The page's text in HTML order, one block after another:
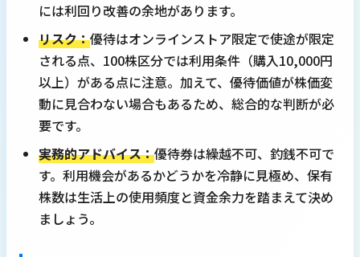
には利回り改善の余地があります。
リスク：優待はオンラインストア限定で使途が限定
される点、100株区分では利用条件（購入10,000円
以上）がある点に注意。加えて、優待価値が株価変
動に見合わない場合もあるため、総合的な判断が必
要です。
実務的アドバイス：優待券は繰越不可、釣銭不可で
す。利用機会があるかどうかを冷静に見極め、保有
株数は生活上の使用頻度と資金余力を踏まえて決め
ましょう。